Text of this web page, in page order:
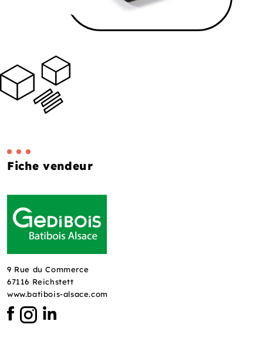
Fiche vendeur
9 Rue du Commerce
67116 Reichstett
www.batibois-alsace.com